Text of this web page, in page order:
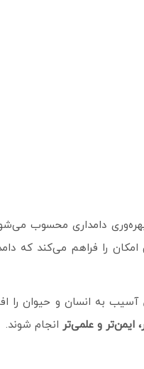
دامداری محسوب
را فراهم می‌کند که
به انسان و حیوان را
ایمن‌تر و علمی‌تر انجام شوند.